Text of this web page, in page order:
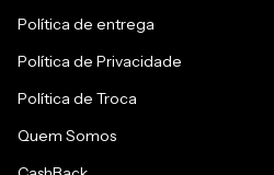
Política de entrega
Política de Privacidade
Política de Troca
Quem Somos